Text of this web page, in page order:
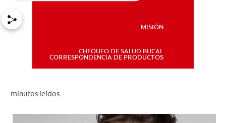
MISIÓN
CHEQUEO DE SALUD BUCAL
CORRESPONDENCIA DE PRODUCTOS
minutos leídos